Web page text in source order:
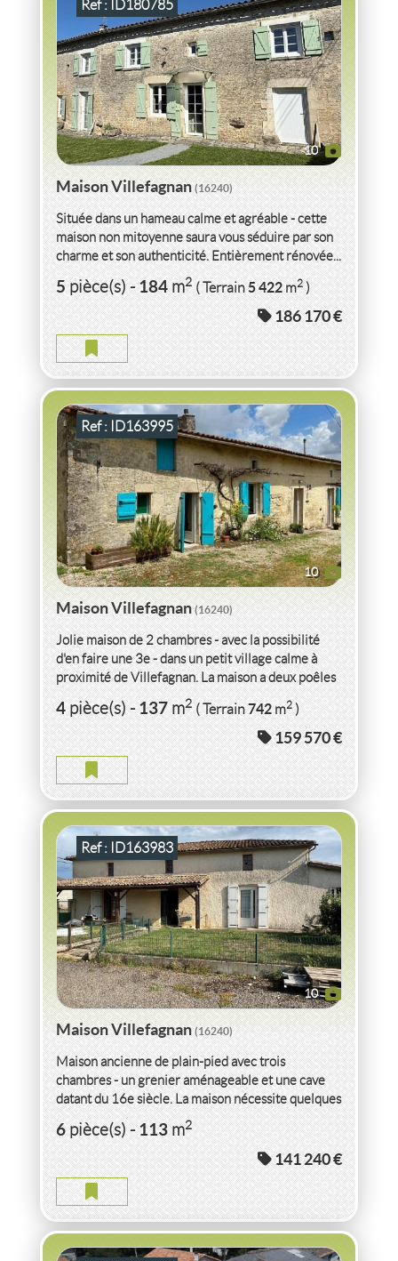
10
Ref : ID180785
Maison Villefagnan(16240)
Située dans un hameau calme et agréable - cette
maison non mitoyenne saura vous séduire par son
charme et son authenticité. Entièrement rénovée...
5pièce(s)-184m2 ( Terrain5 422m2)
186 170 €
10
Ref : ID163995
VENTEMAISON VILLEFAGNAN(16240)
MAISON VILLEFAGNAN
4pièce(s)-137m2 ( Terrain742m2)
Maison Villefagnan(16240)
Jolie maison de 2 chambres - avec la possibilité
d'en faire une 3e - dans un petit village calme à
proximité de Villefagnan. La maison a deux poêles
à...
4pièce(s)-137m2 ( Terrain742m2)
159 570 €
10
Ref : ID163983
VENTEMAISON VILLEFAGNAN(16240)
MAISON VILLEFAGNAN
6pièce(s)-113m2
Maison Villefagnan(16240)
Maison ancienne de plain-pied avec trois
chambres - un grenier aménageable et une cave
datant du 16e siècle. La maison nécessite quelques
rafraîchissements...
6pièce(s)-113m2
141 240 €
VENTEMAISON VILLEFAGNAN(16240)
MAISON VILLEFAGNAN
8pièce(s)-275m2 ( Terrain2 286m2)